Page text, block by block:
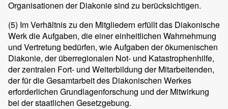
Organisationen der Diakonie sind zu berücksichtigen.
(5) Im Verhältnis zu den Mitgliedern erfüllt das Diakonische
Werk die Aufgaben, die einer einheitlichen Wahrnehmung
und Vertretung bedürfen, wie Aufgaben der ökumenischen
Diakonie, der überregionalen Not- und Katastrophenhilfe,
der zentralen Fort- und Weiterbildung der Mitarbeitenden,
der für die Gesamtarbeit des Diakonischen Werkes
erforderlichen Grundlagenforschung und der Mitwirkung
bei der staatlichen Gesetzgebung.